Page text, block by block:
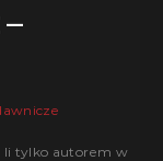
li tylko autorem w